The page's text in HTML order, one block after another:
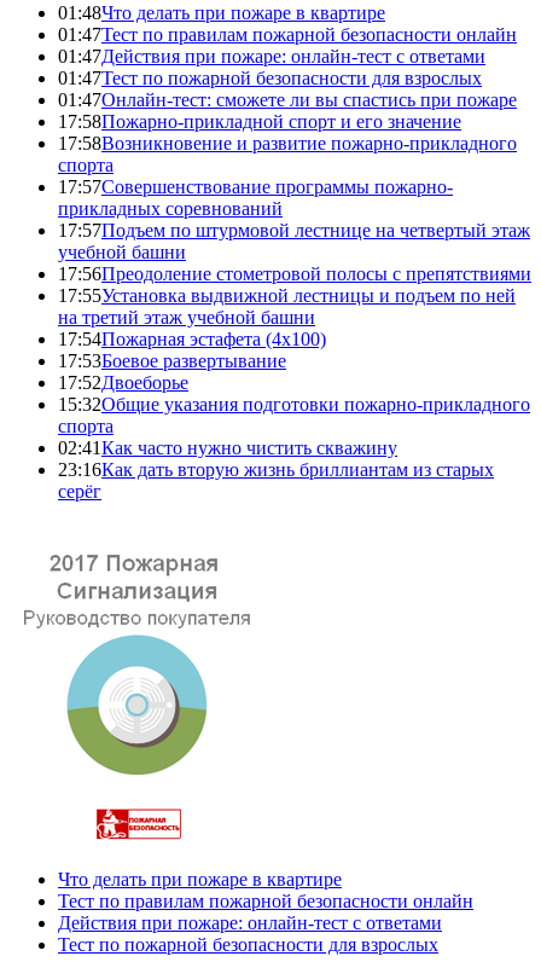
01:48Что делать при пожаре в квартире
01:47Тест по правилам пожарной безопасности онлайн
01:47Действия при пожаре: онлайн-тест с ответами
01:47Тест по пожарной безопасности для взрослых
01:47Онлайн-тест: сможете ли вы спастись при пожаре
17:58Пожарно-прикладной спорт и его значение
17:58Возникновение и развитие пожарно-прикладного
спорта
17:57Совершенствование программы пожарно-
прикладных соревнований
17:57Подъем по штурмовой лестнице на четвертый этаж
учебной башни
17:56Преодоление стометровой полосы с препятствиями
17:55Установка выдвижной лестницы и подъем по ней
на третий этаж учебной башни
17:54Пожарная эстафета (4x100)
17:53Боевое развертывание
17:52Двоеборье
15:32Общие указания подготовки пожарно-прикладного
спорта
02:41Как часто нужно чистить скважину
23:16Как дать вторую жизнь бриллиантам из старых
серёг
Что делать при пожаре в квартире
Тест по правилам пожарной безопасности онлайн
Действия при пожаре: онлайн-тест с ответами
Тест по пожарной безопасности для взрослых